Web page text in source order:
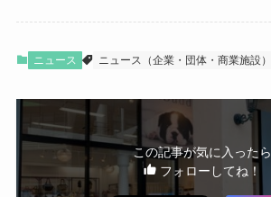
ニュース ニュース（企業・団体・商業施設）
この記事が気に入ったら
フォローしてね！